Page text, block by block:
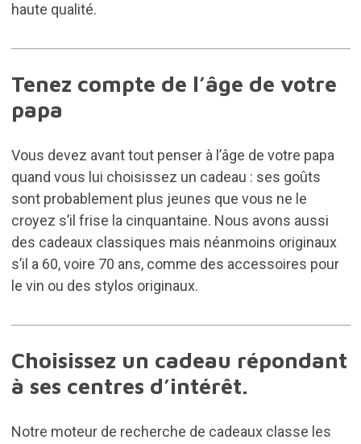
haute qualité.
Tenez compte de l’âge de votre
papa
Vous devez avant tout penser à l’âge de votre papa
quand vous lui choisissez un cadeau : ses goûts
sont probablement plus jeunes que vous ne le
croyez s’il frise la cinquantaine. Nous avons aussi
des cadeaux classiques mais néanmoins originaux
s’il a 60, voire 70 ans, comme des accessoires pour
le vin ou des stylos originaux.
Choisissez un cadeau répondant
à ses centres d’intérêt.
Notre moteur de recherche de cadeaux classe les